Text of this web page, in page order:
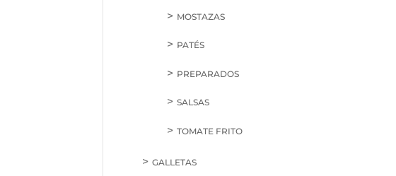
MOSTAZAS
PATÉS
PREPARADOS
SALSAS
TOMATE FRITO
GALLETAS